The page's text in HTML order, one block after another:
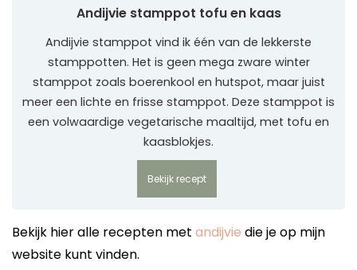
Andijvie stamppot tofu en kaas
Andijvie stamppot vind ik één van de lekkerste
stamppotten. Het is geen mega zware winter
stamppot zoals boerenkool en hutspot, maar juist
meer een lichte en frisse stamppot. Deze stamppot is
een volwaardige vegetarische maaltijd, met tofu en
kaasblokjes.
Bekijk recept
Bekijk hier alle recepten met andijvie die je op mijn
website kunt vinden.